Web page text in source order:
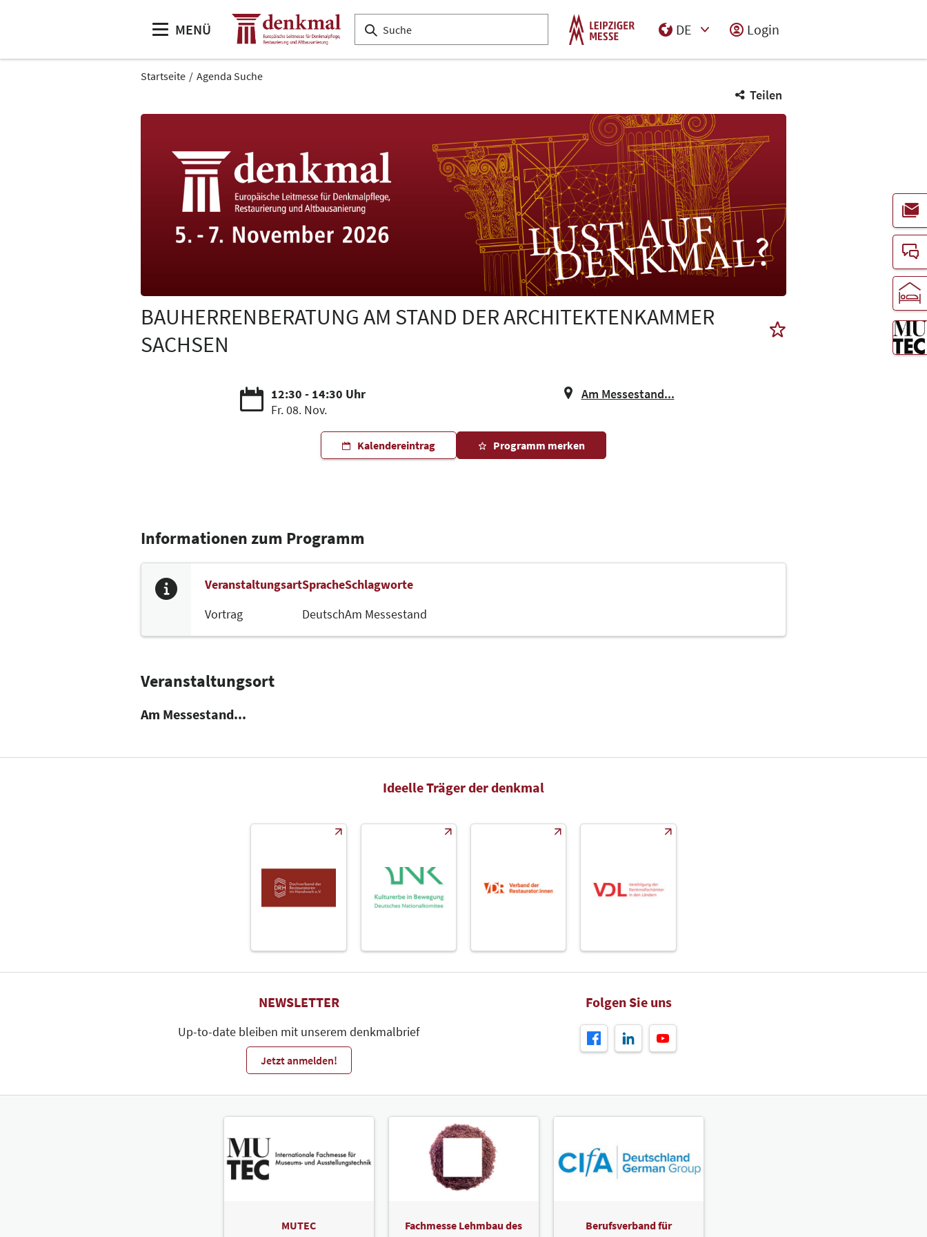
MENÜ
DE
Login
Startseite Agenda Suche
Teilen
BAUHERRENBERATUNG AM STAND DER ARCHITEKTENKAMMER
SACHSEN
12:30 - 14:30 Uhr
Fr. 08. Nov.
Am Messestand...
Kalendereintrag Programm merken
Informationen zum Programm
Veranstaltungsart
Vortrag
Sprache
Deutsch
Schlagworte
Am Messestand
Veranstaltungsort
Am Messestand...
Ideelle Träger der denkmal
NEWSLETTER
Up-to-date bleiben mit unserem denkmalbrief
Jetzt anmelden!
Folgen Sie uns
MUTEC Fachmesse Lehmbau des Berufsverband für